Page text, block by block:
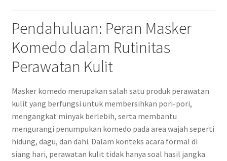
Pendahuluan: Peran Masker
Komedo dalam Rutinitas
Perawatan Kulit
Masker komedo merupakan salah satu produk perawatan
kulit yang berfungsi untuk membersihkan pori-pori,
mengangkat minyak berlebih, serta membantu
mengurangi penumpukan komedo pada area wajah seperti
hidung, dagu, dan dahi. Dalam konteks acara formal di
siang hari, perawatan kulit tidak hanya soal hasil jangka